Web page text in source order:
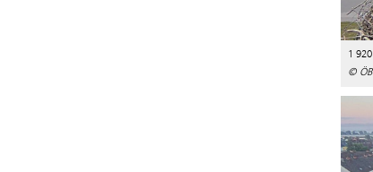
1
©